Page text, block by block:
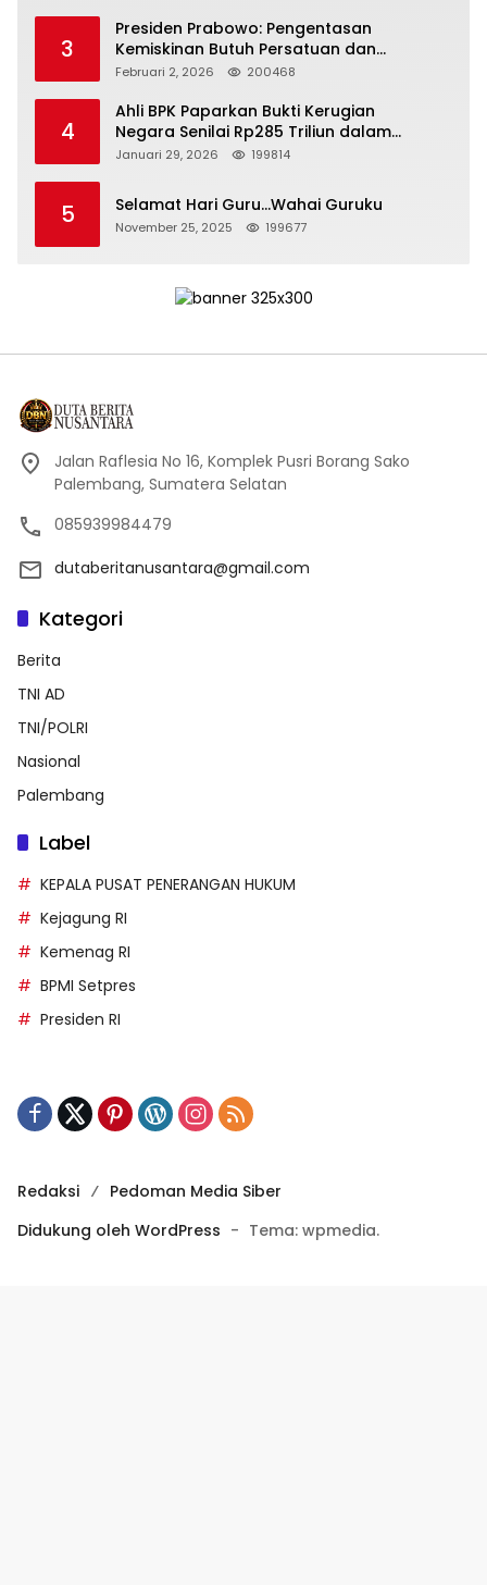
3
Presiden Prabowo: Pengentasan
Kemiskinan Butuh Persatuan dan
Kepemimpinan yang Bertanggung Jawab
Februari 2, 2026 200468
4
Ahli BPK Paparkan Bukti Kerugian
Negara Senilai Rp285 Triliun dalam
Persidangan Korupsi PT Pertamina
Januari 29, 2026 199814
5 Selamat Hari Guru…Wahai Guruku
November 25, 2025 199677
Jalan Raflesia No 16, Komplek Pusri Borang Sako
Palembang, Sumatera Selatan
085939984479
dutaberitanusantara@gmail.com
Kategori
Berita
TNI AD
TNI/POLRI
Nasional
Palembang
Label
KEPALA PUSAT PENERANGAN HUKUM
Kejagung RI
Kemenag RI
BPMI Setpres
Presiden RI
Redaksi
Pedoman Media Siber
Didukung oleh WordPress - Tema: wpmedia.